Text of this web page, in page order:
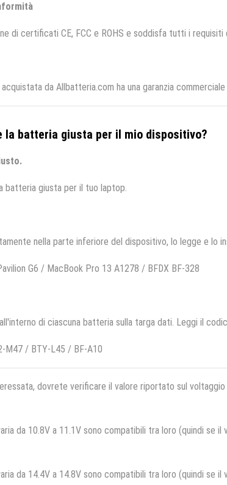
di certificati CE, FCC e ROHS e soddisfa tutti i
da Allbatteria.com ha una garanzia
la batteria giusta per il mio dispositivo?
batteria giusta per il tuo laptop.
nella parte inferiore del dispositivo, lo legge e lo
G6 / MacBook Pro 13 A1278 / BFDX BF-328
di ciascuna batteria sulla targa dati. Leggi il
M47 / BTY-L45 / BF-A10
dovrete verificare il valore riportato sul
da 10.8V a 11.1V sono compatibili tra loro (quindi
da 14.4V a 14.8V sono compatibili tra loro (quindi